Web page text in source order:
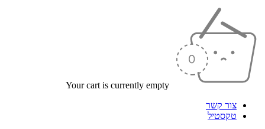
Your cart is currently empty
צור קשר
טקסטיל